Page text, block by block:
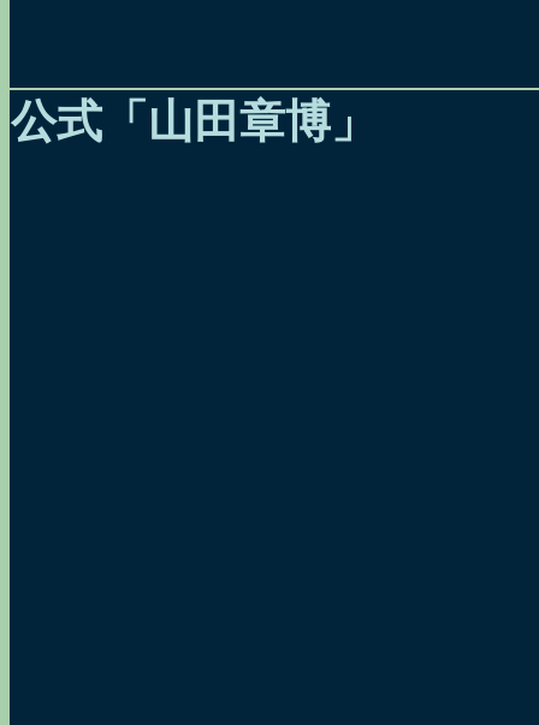
公式「山田章博」